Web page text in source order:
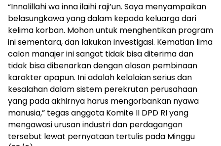
“Innalillahi wa inna ilaihi raji’un. Saya menyampaikan
belasungkawa yang dalam kepada keluarga dari
kelima korban. Mohon untuk menghentikan program
ini sementara, dan lakukan investigasi. Kematian lima
calon manajer ini sangat tidak bisa diterima dan
tidak bisa dibenarkan dengan alasan pembinaan
karakter apapun. Ini adalah kelalaian serius dan
kesalahan dalam sistem perekrutan perusahaan
yang pada akhirnya harus mengorbankan nyawa
manusia,” tegas anggota Komite II DPD RI yang
mengawasi urusan industri dan perdagangan
tersebut lewat pernyataan tertulis pada Minggu